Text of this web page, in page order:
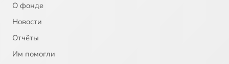
О фонде
Новости
Отчёты
Им помогли